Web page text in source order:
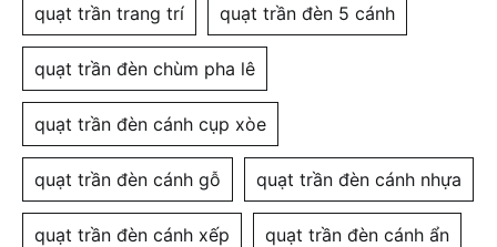
quạt trần trang trí quạt trần đèn 5 cánh
quạt trần đèn chùm pha lê
quạt trần đèn cánh cụp xòe
quạt trần đèn cánh gỗ quạt trần đèn cánh nhựa
quạt trần đèn cánh xếp quạt trần đèn cánh ẩn